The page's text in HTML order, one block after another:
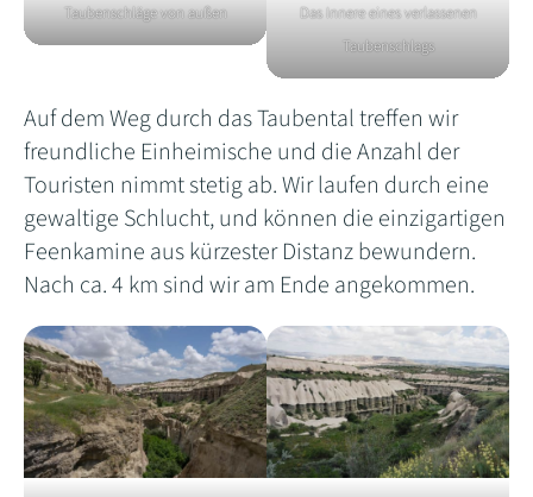
Taubenschläge von außen
Das Innere eines verlassenen
Taubenschlags
Auf dem Weg durch das Taubental treffen wir
freundliche Einheimische und die Anzahl der
Touristen nimmt stetig ab. Wir laufen durch eine
gewaltige Schlucht, und können die einzigartigen
Feenkamine aus kürzester Distanz bewundern.
Nach ca. 4 km sind wir am Ende angekommen.